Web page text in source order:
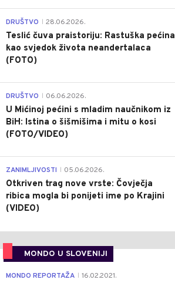
DRUŠTVO 28.06.2026.
Teslić čuva praistoriju: Rastuška pećina
kao svjedok života neandertalaca
(FOTO)
DRUŠTVO 06.06.2026.
U Mićinoj pećini s mladim naučnikom iz
BiH: Istina o šišmišima i mitu o kosi
(FOTO/VIDEO)
ZANIMLJIVOSTI 05.06.2026.
Otkriven trag nove vrste: Čovječja
ribica mogla bi ponijeti ime po Krajini
(VIDEO)
MONDO U SLOVENIJI
MONDO REPORTAŽA 16.02.2021.